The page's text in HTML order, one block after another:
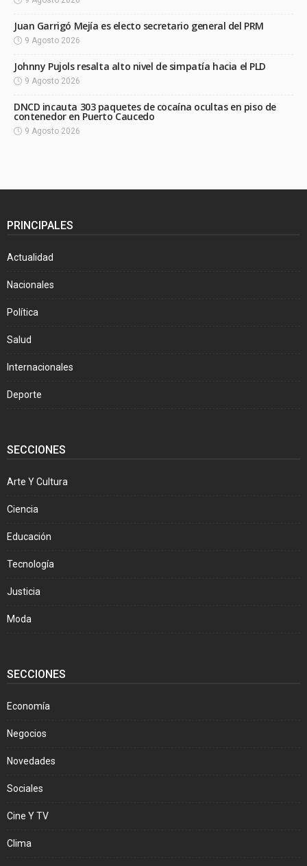
Juan Garrigó Mejía es electo secretario general del PRM
9 Agosto 2026
Johnny Pujols resalta alto nivel de simpatía hacia el PLD
9 Agosto 2026
DNCD incauta 303 paquetes de cocaína ocultas en piso de
contenedor en Puerto Caucedo
9 Agosto 2026
PRINCIPALES
Actualidad
Nacionales
Política
Salud
Internacionales
Deporte
SECCIONES
Arte Y Cultura
Ciencia
Educación
Tecnología
Justicia
Moda
SECCIONES
Economía
Negocios
Novedades
Sociales
Cine Y TV
Clima